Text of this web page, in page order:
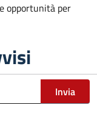
opportunità per
Invia